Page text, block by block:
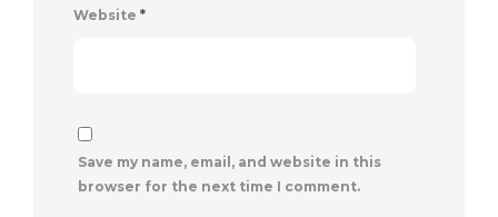
Website *
Save my name, email, and website in this
browser for the next time I comment.